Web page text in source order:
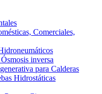
Comerciales,
inversa
para Calderas
Hidrostáticas